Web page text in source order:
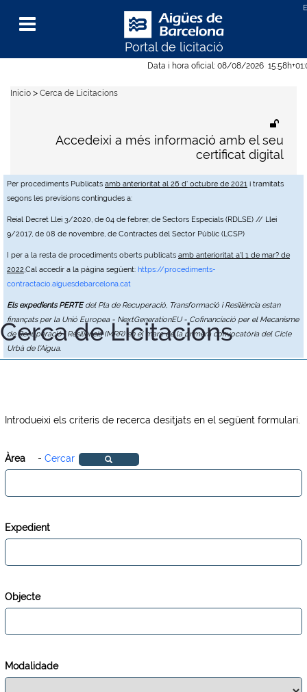
Data i hora oficial: 08/08/2026 15:58h
Per procediments Publicats amb anterioritat al 26 d' octubre de 2021 i tramitats
segons les previsions contingudes a:
Reial Decret Llei 3/2020, de 04 de febrer, de Sectors Especials (RDLSE) // Llei
9/2017, de 08 de novembre, de Contractes del Sector Públic (LCSP)
I per a la resta de procediments oberts publicats amb anterioritat a'l 1 de mar? de
2022,Cal accedir a la pàgina següent: https://procediments-
contractacio.aiguesdebarcelona.cat
Els expedients PERTEdel Pla de Recuperació, Transformació i Resiliència estan
finançats per la Unió Europea - NextGenerationEU - Cofinanciació per el Mecanisme
de Recuperació i Resiliència (MRR) en el marc de la primera convocatòria del Cicle
Urbà de l'Aigua.
Portal de licitació
Menu
Accedeixi a més informació amb el seu
certificat digital
Inicio > Cerca de Licitacions
Cerca de Licitacions
Introdueixi els criteris de recerca desitjats en el següent formulari.
Àrea - Cercar
Expedient
Objecte
Modalidade